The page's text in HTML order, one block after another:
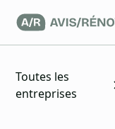
Toutes les
entreprises